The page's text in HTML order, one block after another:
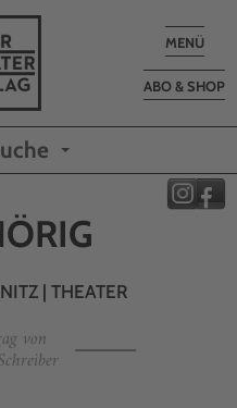
Toggle
MENÜ
ABO & SHOP
| THEATER
von